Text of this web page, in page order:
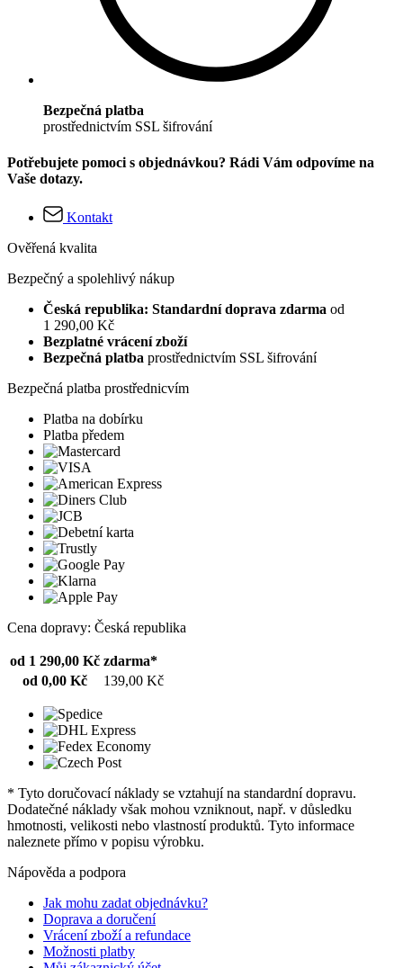
Bezpečná platba
prostřednictvím SSL šifrování
Potřebujete pomoci s objednávkou? Rádi Vám odpovíme na
Vaše dotazy.
Kontakt
Ověřená kvalita
Bezpečný a spolehlivý nákup
Česká republika: Standardní doprava zdarma od
1 290,00 Kč
Bezplatné vrácení zboží
Bezpečná platba prostřednictvím SSL šifrování
Bezpečná platba prostřednicvím
Platba na dobírku
Platba předem
Cena dopravy: Česká republika
od 1 290,00 Kč zdarma*
od 0,00 Kč
139,00 Kč
* Tyto doručovací náklady se vztahují na standardní dopravu.
Dodatečné náklady však mohou vzniknout, např. v důsledku
hmotnosti, velikosti nebo vlastností produktů. Tyto informace
naleznete přímo v popisu výrobku.
Nápověda a podpora
Jak mohu zadat objednávku?
Doprava a doručení
Vrácení zboží a refundace
Možnosti platby